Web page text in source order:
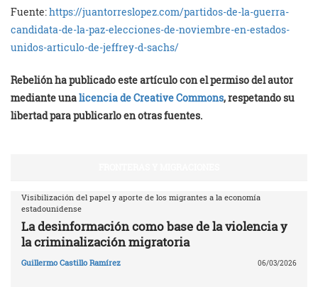
Fuente:https://juantorreslopez.com/partidos-de-la-guerra-
candidata-de-la-paz-elecciones-de-noviembre-en-estados-
unidos-articulo-de-jeffrey-d-sachs/
Rebelión ha publicado este artículo con el permiso del autor
mediante unalicencia de Creative Commons, respetando su
libertad para publicarlo en otras fuentes.
Visibilización del papel y aporte de los migrantes a la economía
estadounidense
La desinformación como base de la violencia y
la criminalización migratoria
Guillermo Castillo Ramírez 06/03/2026